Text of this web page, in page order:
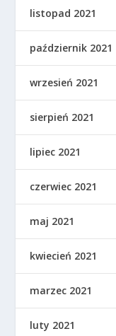
listopad 2021
październik 2021
wrzesień 2021
sierpień 2021
lipiec 2021
czerwiec 2021
maj 2021
kwiecień 2021
marzec 2021
luty 2021